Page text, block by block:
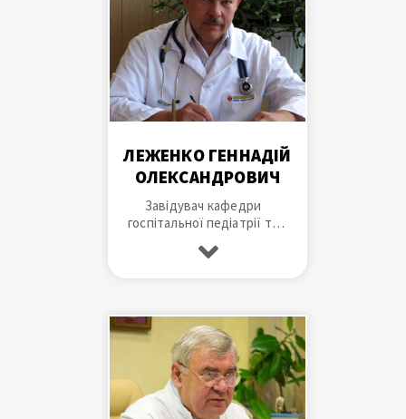
ЛЕЖЕНКО ГЕННАДІЙ
ОЛЕКСАНДРОВИЧ
Завідувач кафедри
госпітальної педіатрії та
дитячих інфекційних
хвороб, доктор медичних
України, голова Асоціації
дитячих гастроентерологів
та нутриціологів
Запорізької області